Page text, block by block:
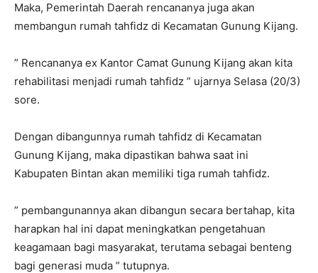
Maka, Pemerintah Daerah rencananya juga akan
membangun rumah tahfidz di Kecamatan Gunung Kijang.
” Rencananya ex Kantor Camat Gunung Kijang akan kita
rehabilitasi menjadi rumah tahfidz ” ujarnya Selasa (20/3)
sore.
Dengan dibangunnya rumah tahfidz di Kecamatan
Gunung Kijang, maka dipastikan bahwa saat ini
Kabupaten Bintan akan memiliki tiga rumah tahfidz.
” pembangunannya akan dibangun secara bertahap, kita
harapkan hal ini dapat meningkatkan pengetahuan
keagamaan bagi masyarakat, terutama sebagai benteng
bagi generasi muda ” tutupnya.